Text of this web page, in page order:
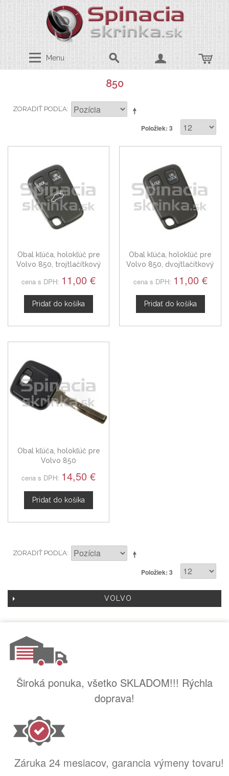
Menu
850
ZORADIŤ PODĽA
Položiek: 3
Obal kľúča, holokľúč pre
Volvo 850, trojtlačítkový
cena s DPH: 11,00 €
Pridať do košíka
Obal kľúča, holokľúč pre
Volvo 850, dvojtlačítkový
cena s DPH: 11,00 €
Pridať do košíka
Obal kľúča, holokľúč pre
Volvo 850
cena s DPH: 14,50 €
Pridať do košíka
ZORADIŤ PODĽA
Položiek: 3
VOLVO
Široká ponuka, všetko SKLADOM!!! Rýchla
doprava!
Záruka 24 mesiacov, garancia výmeny tovaru!